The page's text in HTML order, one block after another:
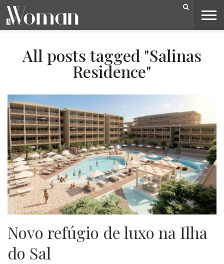
BELEZA
CAPA
LIFESTYLE
MODA
OPINIÃO
PESSOAS
SOCIEDADE
VIDEOS
All posts tagged "Salinas
Residence"
Novo refúgio de luxo na Ilha
do Sal